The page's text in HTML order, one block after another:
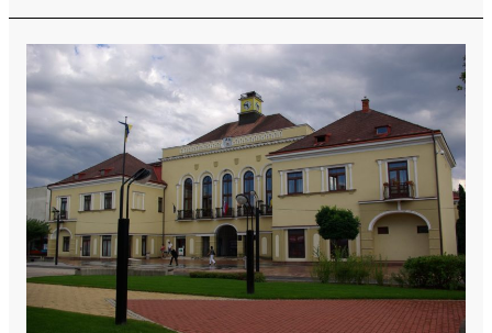
členovia
v
komunálnych
voľbách
2022